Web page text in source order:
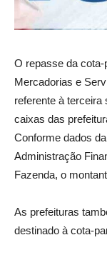
O repasse da
Mercadorias e
referente à terceira
caixas das
Conforme dados
Administração
Fazenda, o
As prefeituras
destinado à cota-